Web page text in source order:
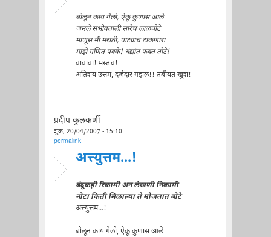
बोलून काय गेलो, ऐकू कुणास आले
जमले सभोवताली सारेच लाळघोटे
माणूस मी मराठी, पाट्याच टाकणारा
माझे गणित पक्के! धंद्यांत फक्त तोटे!
वावावा! मस्तच!
अतिशय उत्तम, दर्जेदार गझल!! तबीयत खुश!
प्रदीप कुलकर्णी
शुक्र, 20/04/2007 - 15:10
permalink
अत्त्युत्तम...!
बंदूकही रिकामी अन लेखणी निकामी
नोटा किती मिळाल्या ते मोजतात बोटे
अत्त्युत्तम...!
बोलून काय गेलो, ऐकू कुणास आले